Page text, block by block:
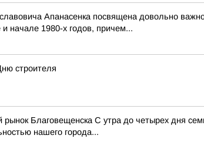
Апанасенка посвящена довольно
начале 1980-х годов, причем...
строителя
рынок Благовещенска С утра до четырех дня
нашего города...